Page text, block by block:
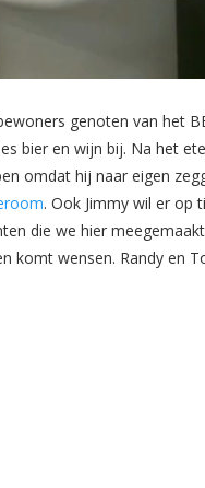
genoten van het
bier en wijn bij. Na het
omdat hij naar eigen
. Ook Jimmy wil er op
die we hier
komt wensen. Randy en